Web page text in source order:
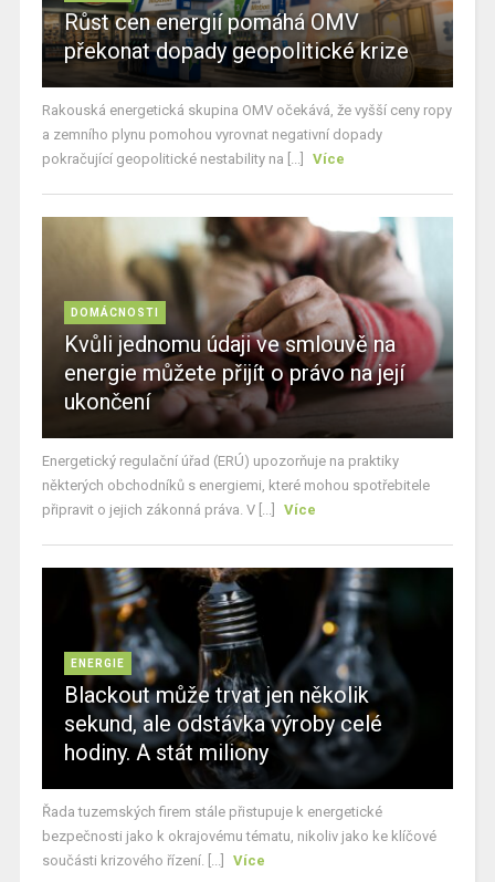
Růst cen energií pomáhá OMV
překonat dopady geopolitické krize
Rakouská energetická skupina OMV očekává, že vyšší ceny ropy
a zemního plynu pomohou vyrovnat negativní dopady
pokračující geopolitické nestability na [...]
Více
DOMÁCNOSTI
Kvůli jednomu údaji ve smlouvě na
energie můžete přijít o právo na její
ukončení
Energetický regulační úřad (ERÚ) upozorňuje na praktiky
některých obchodníků s energiemi, které mohou spotřebitele
připravit o jejich zákonná práva. V [...]
Více
ENERGIE
Blackout může trvat jen několik
sekund, ale odstávka výroby celé
hodiny. A stát miliony
Řada tuzemských firem stále přistupuje k energetické
bezpečnosti jako k okrajovému tématu, nikoliv jako ke klíčové
součásti krizového řízení. [...]
Více